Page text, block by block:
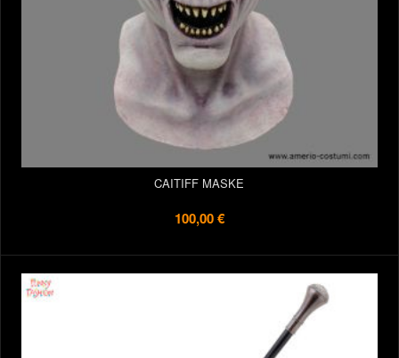
CAITIFF MASKE
100,00 €